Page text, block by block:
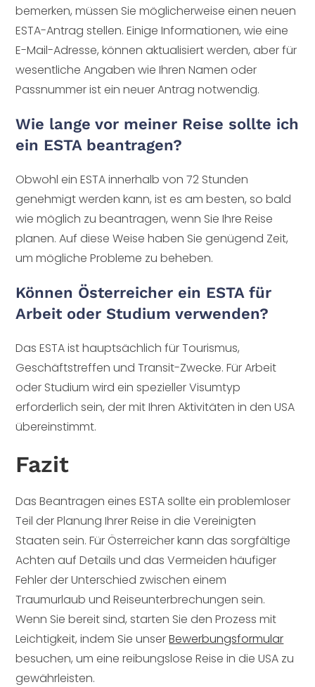
bemerken, müssen Sie möglicherweise einen neuen
ESTA-Antrag stellen. Einige Informationen, wie eine
E-Mail-Adresse, können aktualisiert werden, aber für
wesentliche Angaben wie Ihren Namen oder
Passnummer ist ein neuer Antrag notwendig.
Wie lange vor meiner Reise sollte ich
ein ESTA beantragen?
Obwohl ein ESTA innerhalb von 72 Stunden
genehmigt werden kann, ist es am besten, so bald
wie möglich zu beantragen, wenn Sie Ihre Reise
planen. Auf diese Weise haben Sie genügend Zeit,
um mögliche Probleme zu beheben.
Können Österreicher ein ESTA für
Arbeit oder Studium verwenden?
Das ESTA ist hauptsächlich für Tourismus,
Geschäftstreffen und Transit-Zwecke. Für Arbeit
oder Studium wird ein spezieller Visumtyp
erforderlich sein, der mit Ihren Aktivitäten in den USA
übereinstimmt.
Fazit
Das Beantragen eines ESTA sollte ein problemloser
Teil der Planung Ihrer Reise in die Vereinigten
Staaten sein. Für Österreicher kann das sorgfältige
Achten auf Details und das Vermeiden häufiger
Fehler der Unterschied zwischen einem
Traumurlaub und Reiseunterbrechungen sein.
Wenn Sie bereit sind, starten Sie den Prozess mit
Leichtigkeit, indem Sie unserBewerbungsformular
besuchen, um eine reibungslose Reise in die USA zu
gewährleisten.